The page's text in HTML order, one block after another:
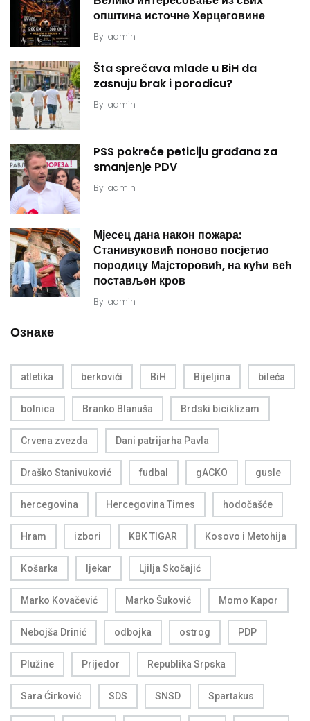
општина источне Херцеговине
By admin
Šta sprečava mlade u BiH da
zasnuju brak i porodicu?
By admin
PSS pokreće peticiju građana za
smanjenje PDV
By admin
Мјесец дана након пожара:
Станивуковић поново посјетио
породицу Мајсторовић, на кући већ
постављен кров
By admin
Ознаке
atletika berkovići BiH Bijeljina bileća
bolnica Branko Blanuša Brdski biciklizam
Crvena zvezda Dani patrijarha Pavla
Draško Stanivuković fudbal gACKO gusle
hercegovina Hercegovina Times hodočašće
Hram izbori KBK TIGAR Kosovo i Metohija
Košarka ljekar Ljilja Skočajić
Marko Kovačević Marko Šuković Momo Kapor
Nebojša Drinić odbojka ostrog PDP
Plužine Prijedor Republika Srpska
Sara Ćirković SDS SNSD Spartakus